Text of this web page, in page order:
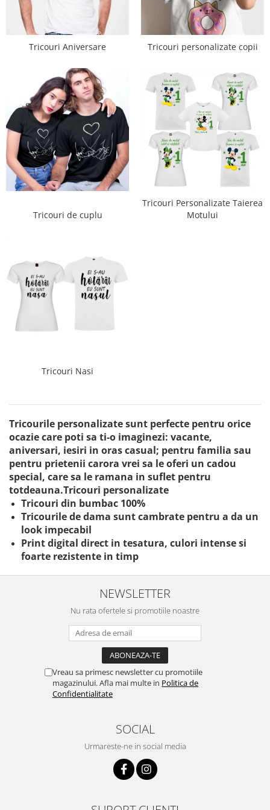
Tricouri Aniversare Tricouri personalizate copii
Tricouri de cuplu
Tricouri Personalizate Taierea
Motului
Tricouri Nasi
Tricourile personalizate sunt perfecte pentru orice
ocazie care poti sa ti-o imaginezi: vacante,
aniversari, iesiri in oras casual; pentru familia sau
pentru prietenii carora vrei sa le oferi un cadou
special, care sa le ramana in suflet pentru
totdeauna.Tricouri personalizate
Tricouri din bumbac 100%
Tricourile de dama sunt cambrate pentru a da un
look impecabil
Print digital direct in tesatura, culori intense si
foarte rezistente in timp
NEWSLETTER
Nu rata ofertele si promotiile noastre
Vreau sa primesc newsletter cu promotiile
magazinului. Afla mai multe in Politica de
Confidentialitate
SOCIAL
Urmareste-ne in social media